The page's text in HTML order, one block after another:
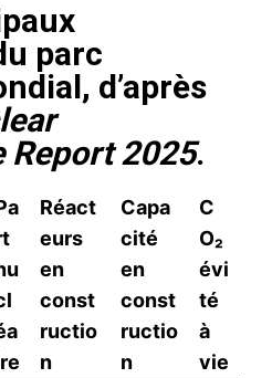
parc
d’après
Report 2025.
Réact
eurs
en
const
ructio
n
Capa
cité
en
const
ructio
n
C
O₂
évi
té
à
vie